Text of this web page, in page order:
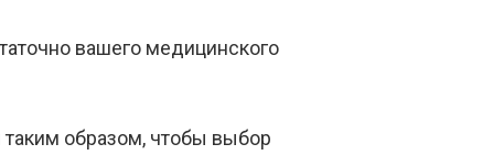
вашего медицинского
образом, чтобы выбор